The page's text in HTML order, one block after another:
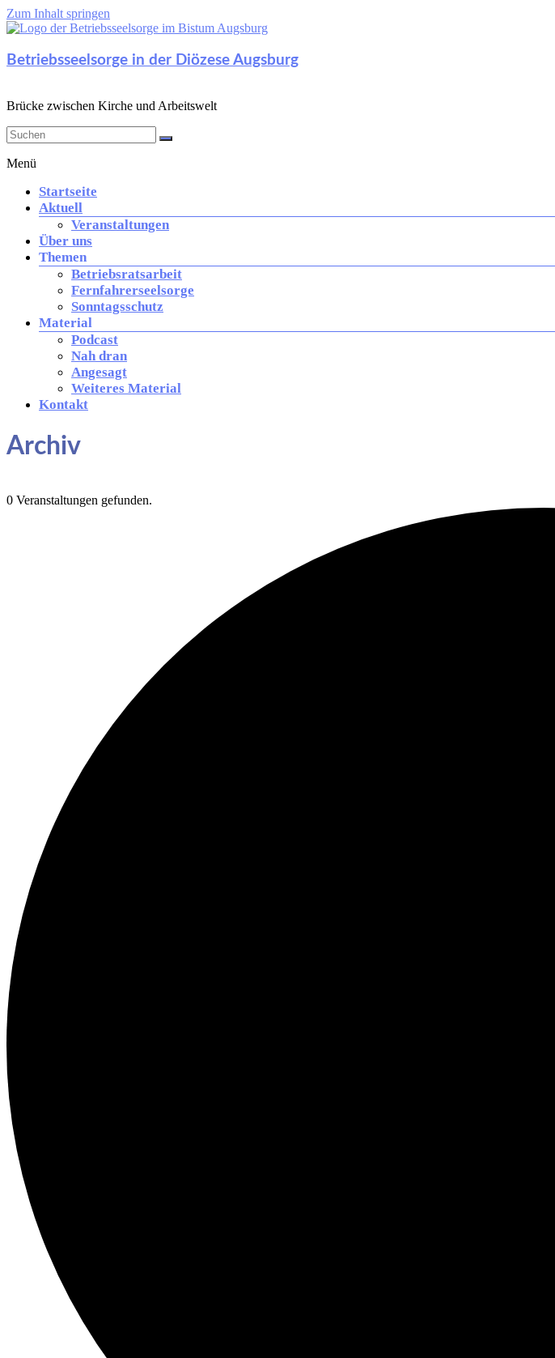
Zum Inhalt springen
Betriebsseelsorge in der Diözese Augsburg
Brücke zwischen Kirche und Arbeitswelt
Menü
Startseite
Aktuell
Veranstaltungen
Über uns
Themen
Betriebsratsarbeit
Fernfahrerseelsorge
Sonntagsschutz
Material
Podcast
Nah dran
Angesagt
Weiteres Material
Kontakt
Archiv
0 Veranstaltungen gefunden.